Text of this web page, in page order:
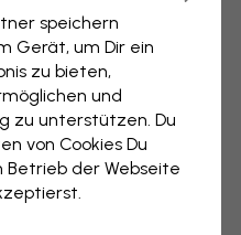
26 Seiten
speichern
Gerät, um Dir ein
zu bieten,
und
zu unterstützen. Du
von Cookies Du
der Webseite